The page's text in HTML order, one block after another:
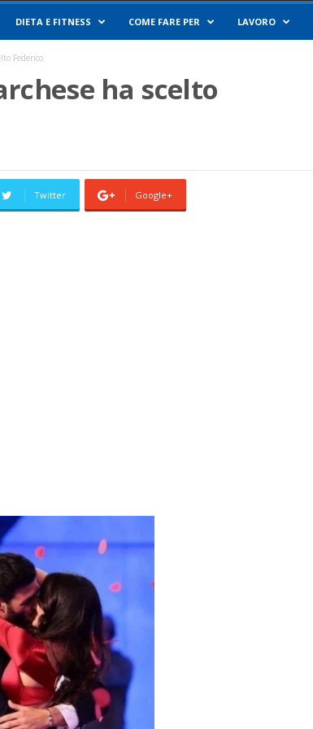
DIETA E FITNESS COME FARE PER LAVORO
Federico
ha scelto
Twitter Google+